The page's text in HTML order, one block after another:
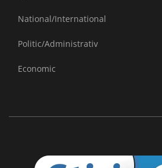
National/International
Politic/Administrativ
Economic